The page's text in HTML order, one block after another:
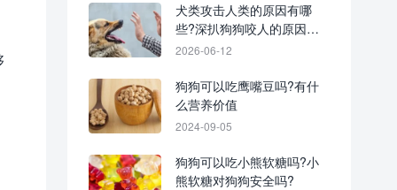
犬类攻击人类的原因有哪
些?深扒狗狗咬人的原因与
治疗策略!
2026-06-12
狗狗可以吃鹰嘴豆吗?有什
么营养价值
2024-09-05
狗狗可以吃小熊软糖吗?小
熊软糖对狗狗安全吗?